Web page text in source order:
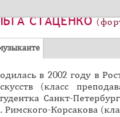
СТАЦЕНКО
(
а
к
т
и
в 2002 году в
(класс
Санкт-
Римского-Корсакова